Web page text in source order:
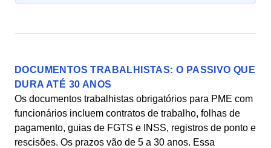
DOCUMENTOS TRABALHISTAS: O PASSIVO QUE
DURA ATÉ 30 ANOS
Os documentos trabalhistas obrigatórios para PME com
funcionários incluem contratos de trabalho, folhas de
pagamento, guias de FGTS e INSS, registros de ponto e
rescisões. Os prazos vão de 5 a 30 anos. Essa